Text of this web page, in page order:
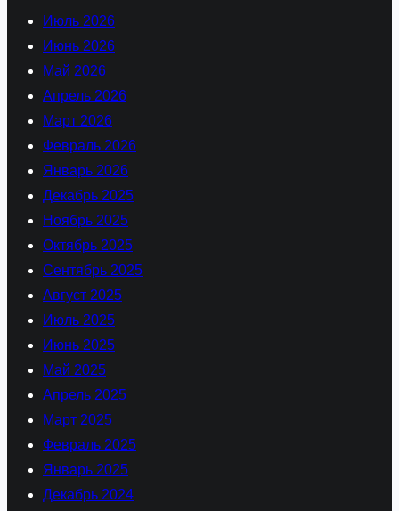
Июль 2026
Июнь 2026
Май 2026
Апрель 2026
Март 2026
Февраль 2026
Январь 2026
Декабрь 2025
Ноябрь 2025
Октябрь 2025
Сентябрь 2025
Август 2025
Июль 2025
Июнь 2025
Май 2025
Апрель 2025
Март 2025
Февраль 2025
Январь 2025
Декабрь 2024